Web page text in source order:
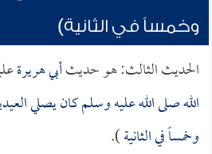
وخمساً في الثانية)
الحديث الثالث: هو حديثأبي هريرة
الله صلى الله عليه وسلم كان يصلي
وخمساً في الثانية).